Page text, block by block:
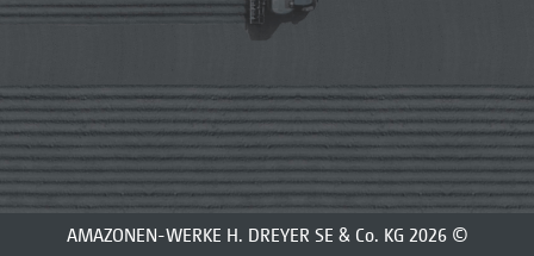
© 2026 AMAZONEN-WERKE H. DREYER SE & Co. KG